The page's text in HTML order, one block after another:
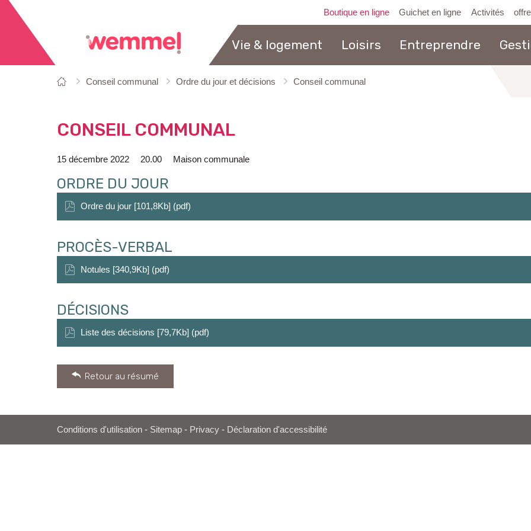
Boutique en ligne Guichet en ligne Activités
Vie & logement Loisirs Entreprendre
êtes
Page
Conseil communal Ordre du jour et décisions Conseil communal
CONSEIL COMMUNAL
15 décembre 2022 20.00 Maison communale
ORDRE DU JOUR
Ordre du jour [101,8Kb] (pdf)
PROCÈS-VERBAL
Notules [340,9Kb] (pdf)
DÉCISIONS
Liste des décisions [79,7Kb] (pdf)
Retour au résumé
Conditions d'utilisation - Sitemap - Privacy - Déclaration d'accessibilité